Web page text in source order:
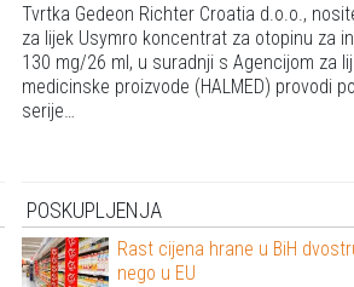
Tvrtka Gedeon Richter Croatia d.o.o.,
za lijek Usymro koncentrat za otopinu za
130 mg/26 ml, u suradnji s Agencijom za
medicinske proizvode (HALMED) provodi
serije…
POSKUPLJENJA
Rast cijena hrane u BiH
nego u EU